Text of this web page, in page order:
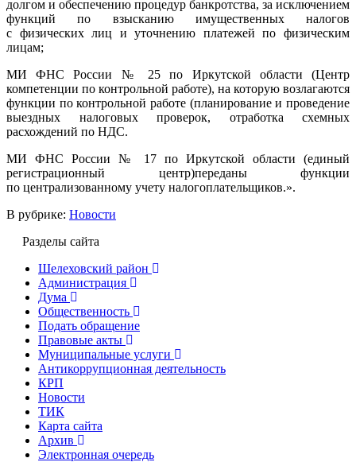
долгом и обеспечению процедур банкротства, за исключением
функций по взысканию имущественных налогов
с физических лиц и уточнению платежей по физическим
лицам;
МИ ФНС России № 25 по Иркутской области (Центр
компетенции по контрольной работе), на которую возлагаются
функции по контрольной работе (планирование и проведение
выездных налоговых проверок, отработка схемных
расхождений по НДС.
МИ ФНС России № 17 по Иркутской области (единый
регистрационный центр)переданы функции
по централизованному учету налогоплательщиков.».
В рубрике: Новости
Разделы сайта
Шелеховский район
Администрация
Дума
Общественность
Подать обращение
Правовые акты
Муниципальные услуги
Антикоррупционная деятельность
КРП
Новости
ТИК
Карта сайта
Архив
Электронная очередь